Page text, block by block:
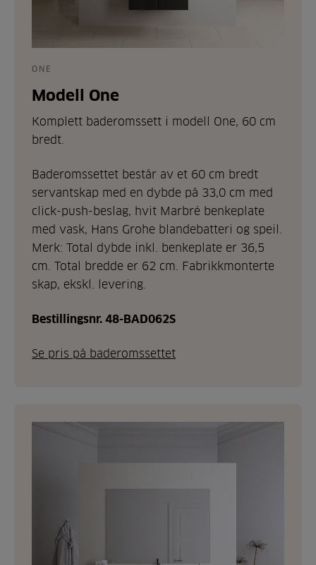
ONE
Modell One
Komplett baderomssett i modell One, 60 cm
bredt.
Baderomssettet består av et 60 cm bredt
servantskap med en dybde på 33,0 cm med
click-push-beslag, hvit Marbré benkeplate
med vask, Hans Grohe blandebatteri og speil.
Merk: Total dybde inkl. benkeplate er 36,5
cm. Total bredde er 62 cm. Fabrikkmonterte
skap, ekskl. levering.
Bestillingsnr. 48-BAD062S
Se pris på baderomssettet